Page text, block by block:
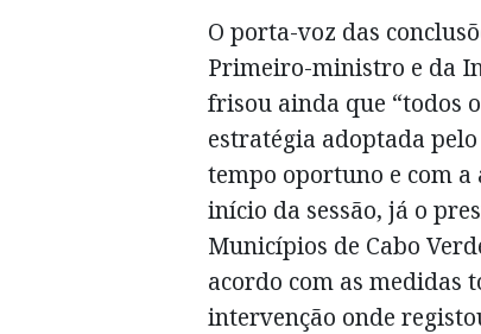
O porta-voz das
Primeiro-ministro e da
frisou ainda que “todos
estratégia adoptada
tempo oportuno e com
início da sessão, já o
Municípios de Cabo
acordo com as medidas
intervenção onde